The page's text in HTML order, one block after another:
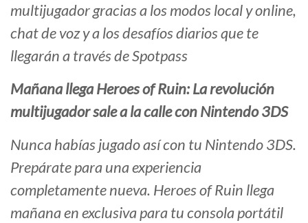
multijugador gracias a los modos local y online,
chat de voz y a los desafíos diarios que te
llegarán a través de Spotpass
Mañana llega Heroes of Ruin: La revolución
multijugador sale a la calle con Nintendo 3DS
Nunca habías jugado así con tu Nintendo 3DS.
Prepárate para una experiencia
completamente nueva. Heroes of Ruin llega
mañana en exclusiva para tu consola portátil